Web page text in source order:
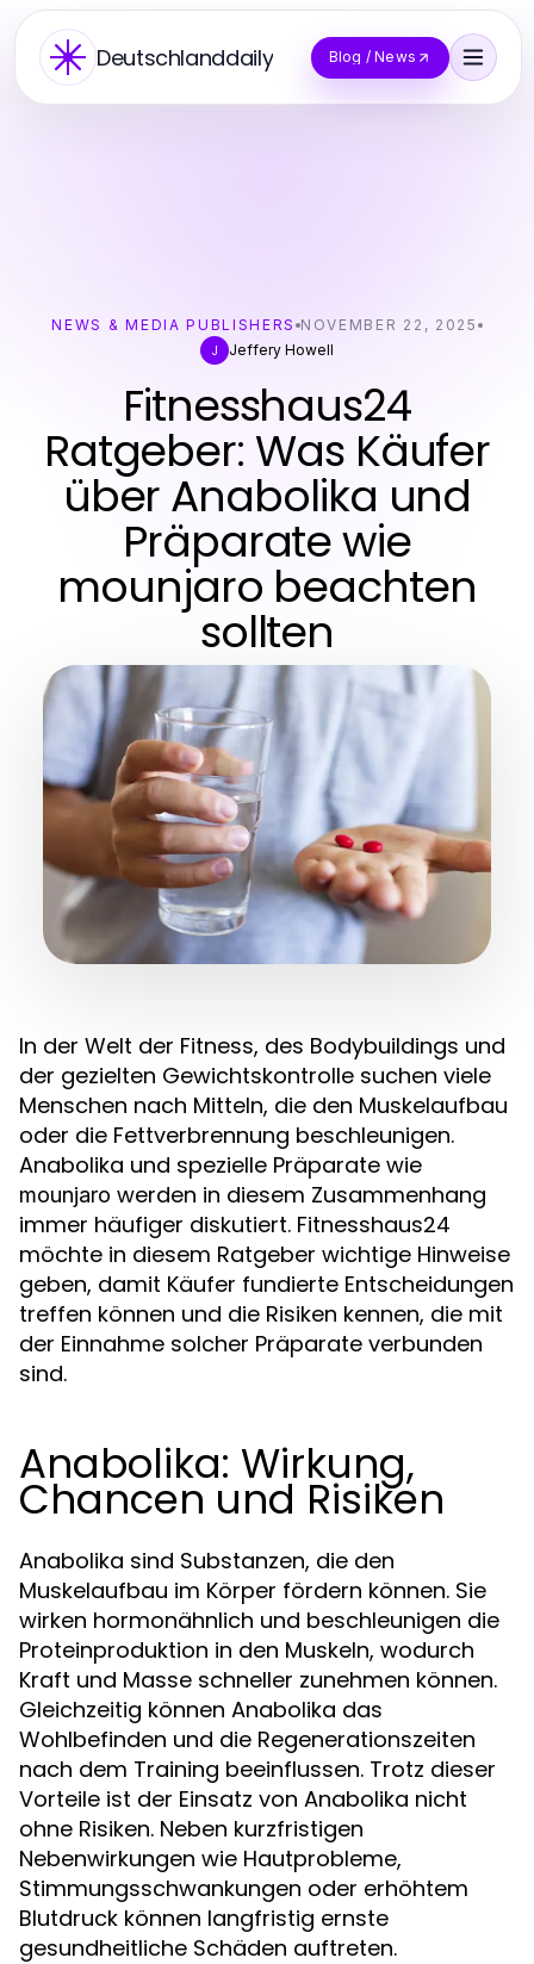
Deutschlanddaily Blog / News
NEWS & MEDIA PUBLISHERS NOVEMBER 22, 2025
J
Jeffery Howell
Fitnesshaus24
Ratgeber: Was Käufer
über Anabolika und
Präparate wie
mounjaro beachten
sollten
In der Welt der Fitness, des Bodybuildings und
der gezielten Gewichtskontrolle suchen viele
Menschen nach Mitteln, die den Muskelaufbau
oder die Fettverbrennung beschleunigen.
Anabolika und spezielle Präparate wie
mounjaro werden in diesem Zusammenhang
immer häufiger diskutiert. Fitnesshaus24
möchte in diesem Ratgeber wichtige Hinweise
geben, damit Käufer fundierte Entscheidungen
treffen können und die Risiken kennen, die mit
der Einnahme solcher Präparate verbunden
sind.
Anabolika: Wirkung,
Chancen und Risiken
Anabolika sind Substanzen, die den
Muskelaufbau im Körper fördern können. Sie
wirken hormonähnlich und beschleunigen die
Proteinproduktion in den Muskeln, wodurch
Kraft und Masse schneller zunehmen können.
Gleichzeitig können Anabolika das
Wohlbefinden und die Regenerationszeiten
nach dem Training beeinflussen. Trotz dieser
Vorteile ist der Einsatz von Anabolika nicht
ohne Risiken. Neben kurzfristigen
Nebenwirkungen wie Hautprobleme,
Stimmungsschwankungen oder erhöhtem
Blutdruck können langfristig ernste
gesundheitliche Schäden auftreten.